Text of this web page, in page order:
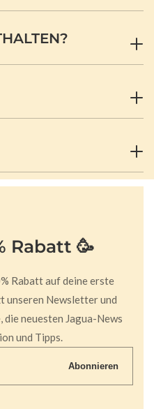
Rabatt 🥳
Rabatt auf deine erste
unseren Newsletter und
neuesten Jagua-News
und Tipps.
Abonnieren